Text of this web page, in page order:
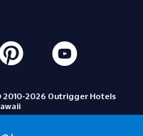
2010-2026 Outrigger Hotels